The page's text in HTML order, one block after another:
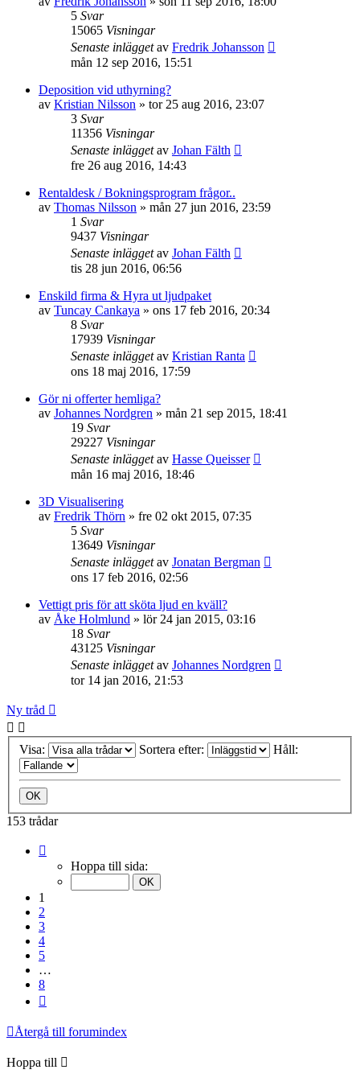
5 Svar
15065 Visningar
Senaste inläggetav Fredrik Johansson
mån 12 sep 2016, 15:51
Deposition vid uthyrning?
av Kristian Nilsson » tor 25 aug 2016, 23:07
3 Svar
11356 Visningar
Senaste inläggetav Johan Fälth
fre 26 aug 2016, 14:43
Rentaldesk / Bokningsprogram frågor..
av Thomas Nilsson » mån 27 jun 2016, 23:59
1 Svar
9437 Visningar
Senaste inläggetav Johan Fälth
tis 28 jun 2016, 06:56
Enskild firma & Hyra ut ljudpaket
av Tuncay Cankaya » ons 17 feb 2016, 20:34
8 Svar
17939 Visningar
Senaste inläggetav Kristian Ranta
ons 18 maj 2016, 17:59
Gör ni offerter hemliga?
av Johannes Nordgren » mån 21 sep 2015, 18:41
19 Svar
29227 Visningar
Senaste inläggetav Hasse Queisser
mån 16 maj 2016, 18:46
3D Visualisering
av Fredrik Thörn » fre 02 okt 2015, 07:35
5 Svar
13649 Visningar
Senaste inläggetav Jonatan Bergman
ons 17 feb 2016, 02:56
Vettigt pris för att sköta ljud en kväll?
av Åke Holmlund » lör 24 jan 2015, 03:16
18 Svar
43125 Visningar
Senaste inläggetav Johannes Nordgren
tor 14 jan 2016, 21:53
Ny tråd
Visa: Sortera efter: Håll:
153 trådar
Hoppa till sida:
1
2
3
4
5
…
8
Återgå till forumindex
Hoppa till